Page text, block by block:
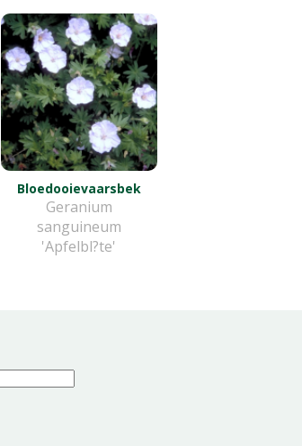
Bloedooievaarsbek
Geranium
sanguineum
'Apfelbl?te'